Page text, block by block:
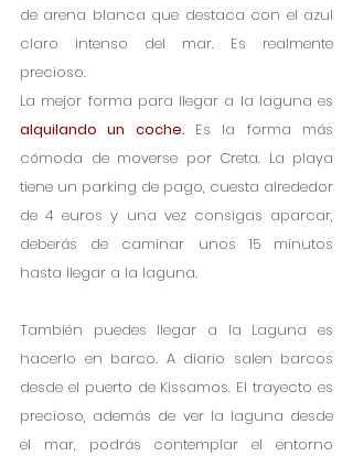
de arena blanca que destaca con el azul
claro intenso del mar. Es realmente
precioso.
La mejor forma para llegar a la laguna es
alquilando un coche. Es la forma más
cómoda de moverse por Creta. La playa
tiene un parking de pago, cuesta alrededor
de 4 euros y una vez consigas aparcar,
deberás de caminar unos 15 minutos
hasta llegar a la laguna.
También puedes llegar a la Laguna es
hacerlo en barco. A diario salen barcos
desde el puerto de Kissamos. El trayecto es
precioso, además de ver la laguna desde
el mar, podrás contemplar el entorno